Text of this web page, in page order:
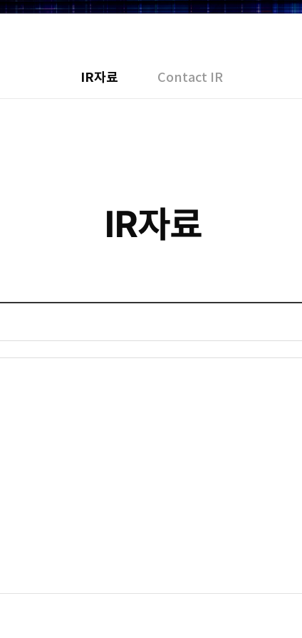
IR자료 Contact IR
IR자료